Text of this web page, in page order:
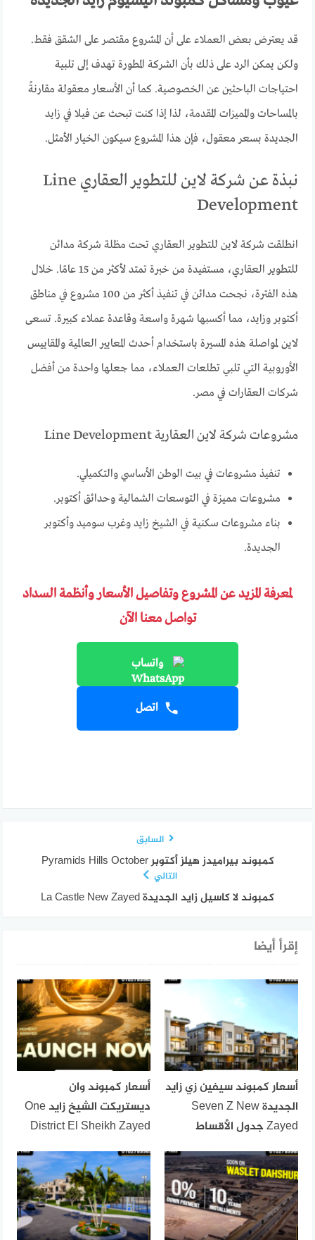
قد يعترض بعض العملاء على أن المشروع مقتصر على الشقق فقط.
ولكن يمكن الرد على ذلك بأن الشركة المطورة تهدف إلى تلبية
احتياجات الباحثين عن الخصوصية. كما أن الأسعار معقولة مقارنةً
بالمساحات والمميزات المقدمة، لذا إذا كنت تبحث عن فيلا في زايد
الجديدة بسعر معقول، فإن هذا المشروع سيكون الخيار الأمثل.
نبذة عن شركة لاين للتطوير العقاري Line
Development
انطلقت شركة لاين للتطوير العقاري تحت مظلة شركة مدائن
للتطوير العقاري، مستفيدة من خبرة تمتد لأكثر من 15 عامًا. خلال
هذه الفترة، نجحت مدائن في تنفيذ أكثر من 100 مشروع في مناطق
أكتوبر وزايد، مما أكسبها شهرة واسعة وقاعدة عملاء كبيرة. تسعى
لاين لمواصلة هذه المسيرة باستخدام أحدث المعايير العالمية والمقاييس
الأوروبية التي تلبي تطلعات العملاء، مما جعلها واحدة من أفضل
شركات العقارات في مصر.
مشروعات شركة لاين العقارية Line Development
تنفيذ مشروعات في بيت الوطن الأساسي والتكميلي.
مشروعات مميزة في التوسعات الشمالية وحدائق أكتوبر.
بناء مشروعات سكنية في الشيخ زايد وغرب سوميد وأكتوبر
الجديدة.
لمعرفة المزيد عن المشروع وتفاصيل الأسعار وأنظمة السداد
تواصل معنا الآن
واتساب
اتصل
السابق
كمبوند بيراميدز هيلز أكتوبر Pyramids Hills October
التالي
كمبوند لا كاسيل زايد الجديدة La Castle New Zayed
إقرأ أيضا
أسعار كمبوند سيفين زي زايد
الجديدة Seven Z New
Zayed جدول الأقساط
أسعار كمبوند وان
ديستريكت الشيخ زايد One
District El Sheikh Zayed